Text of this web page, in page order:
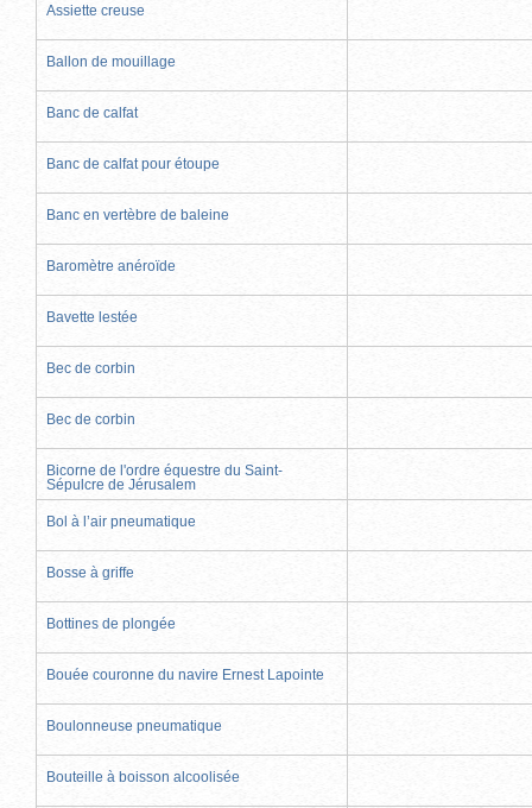
Assiette creuse
Ballon de mouillage
Banc de calfat
Banc de calfat pour étoupe
Banc en vertèbre de baleine
Baromètre anéroïde
Bavette lestée
Bec de corbin
Bec de corbin
Bicorne de l'ordre équestre du Saint-
Sépulcre de Jérusalem
Bol à l’air pneumatique
Bosse à griffe
Bottines de plongée
Bouée couronne du navire Ernest Lapointe
Boulonneuse pneumatique
Bouteille à boisson alcoolisée